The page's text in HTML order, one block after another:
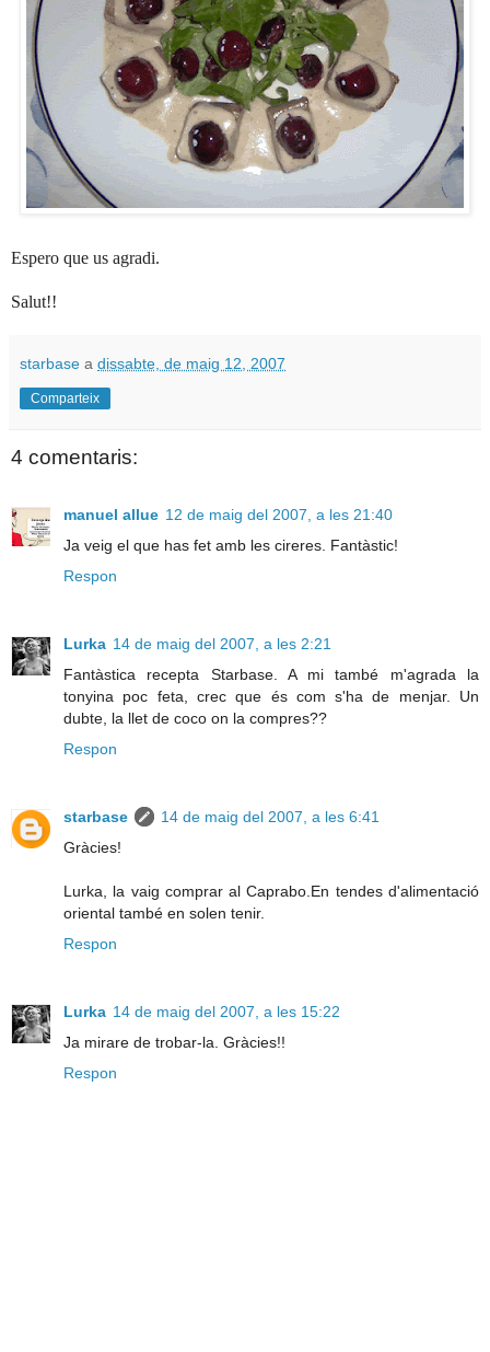
Espero que us agradi.
Salut!!
starbase a dissabte, de maig 12, 2007
Comparteix
4 comentaris:
manuel allue 12 de maig del 2007, a les 21:40
Ja veig el que has fet amb les cireres. Fantàstic!
Respon
Lurka 14 de maig del 2007, a les 2:21
Fantàstica recepta Starbase. A mi també m'agrada la
tonyina poc feta, crec que és com s'ha de menjar. Un
dubte, la llet de coco on la compres??
Respon
starbase
14 de maig del 2007, a les 6:41
Gràcies!
Lurka, la vaig comprar al Caprabo.En tendes d'alimentació
oriental també en solen tenir.
Respon
Lurka 14 de maig del 2007, a les 15:22
Ja mirare de trobar-la. Gràcies!!
Respon